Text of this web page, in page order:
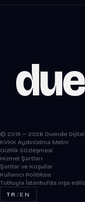
© 2015 — 2026 Duende Dijital.
KVKK Aydınlatma Metni
Gizlilik Sözleşmesi
Hizmet Şartları
Şartlar ve Koşullar
Kullanıcı Politikası
Tutkuyla İstanbul’da inşa
TR /EN